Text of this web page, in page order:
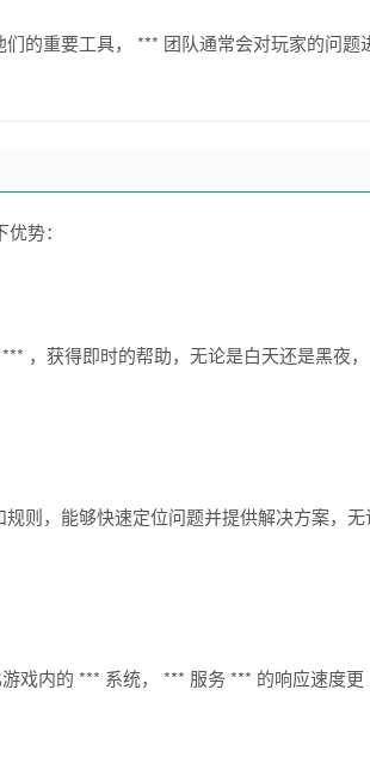
的重要工具， *** 团队通常会对玩家的问题
势：
，获得即时的帮助，无论是白天还是黑夜，
则，能够快速定位问题并提供解决方案，无
戏内的 *** 系统， *** 服务 *** 的响应速度更